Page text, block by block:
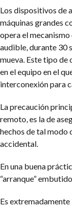
Los dispositivos de
máquinas grandes
opera el mecanismo
audible, durante 30
mueva. Este tipo de
en el equipo en el
interconexión para
La precaución
remoto, es la de
hechos de tal modo
accidental.
En una buena
“arranque”
Es